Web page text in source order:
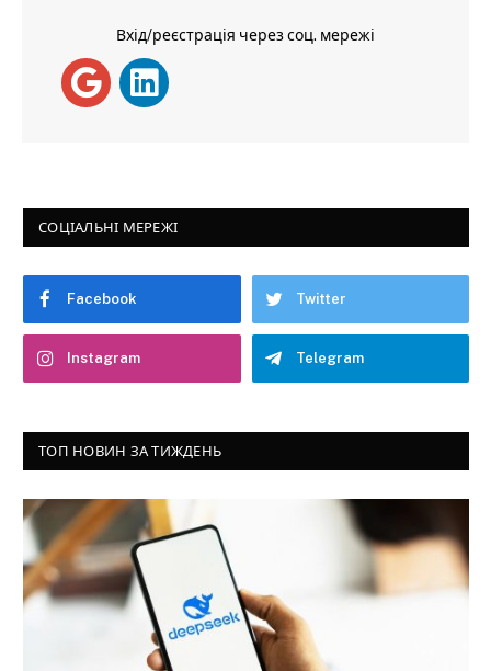
Вхід/реєстрація через соц. мережі
СОЦІАЛЬНІ МЕРЕЖІ
Facebook Twitter
Instagram Telegram
ТОП НОВИН ЗА ТИЖДЕНЬ